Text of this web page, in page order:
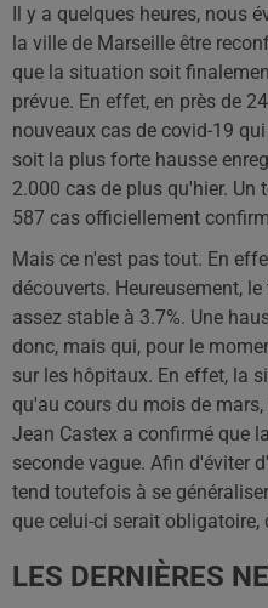
Il y a quelques heures, nous
la ville de Marseille être
que la situation soit
prévue. En effet, en près de
nouveaux cas de covid-19
soit la plus forte hausse
2.000 cas de plus qu'hier.
587 cas officiellement
Mais ce n'est pas tout. En
découverts. Heureusement,
assez stable à 3.7%. Une
donc, mais qui, pour le
sur les hôpitaux. En effet, la
qu'au cours du mois de
Jean Castex a confirmé que
seconde vague. Afin d'éviter
tend toutefois à se
que celui-ci serait obligatoire,
LES DERNIÈRES